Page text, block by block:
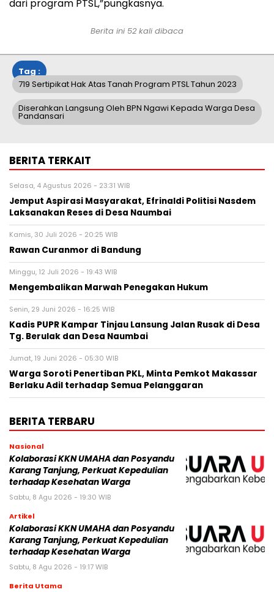
dari program PTSL,”pungkasnya.
Berita ini 52 kali dibaca
Tag :
719 Sertipikat Hak Atas Tanah Program PTSL Tahun 2023
Diserahkan Langsung Oleh BPN Ngawi Kepada Warga Desa
Pandansari
BERITA TERKAIT
Selasa, 4 Agustus 2026 - 23:31 WIB
Jemput Aspirasi Masyarakat, Efrinaldi Politisi Nasdem
Laksanakan Reses di Desa Naumbai
Kamis, 30 Juli 2026 - 20:25 WIB
Rawan Curanmor di Bandung
Minggu, 12 Juli 2026 - 19:43 WIB
Mengembalikan Marwah Penegakan Hukum
Senin, 29 Juni 2026 - 16:25 WIB
Kadis PUPR Kampar Tinjau Lansung Jalan Rusak di Desa
Tg. Berulak dan Desa Naumbai
Jumat, 19 Juni 2026 - 05:30 WIB
Warga Soroti Penertiban PKL, Minta Pemkot Makassar
Berlaku Adil terhadap Semua Pelanggaran
BERITA TERBARU
Nasional
Kolaborasi KKN UMAHA dan Posyandu
Karang Tanjung, Perkuat Kepedulian
terhadap Kesehatan Warga
Sabtu, 8 Agu 2026 - 19:30 WIB
Artikel
Kolaborasi KKN UMAHA dan Posyandu
Karang Tanjung, Perkuat Kepedulian
terhadap Kesehatan Warga
Sabtu, 8 Agu 2026 - 19:17 WIB
Berita Utama